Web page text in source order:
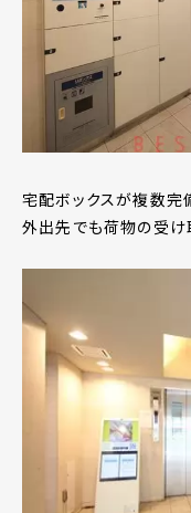
宅配ボックスが複数完
外出先でも荷物の受